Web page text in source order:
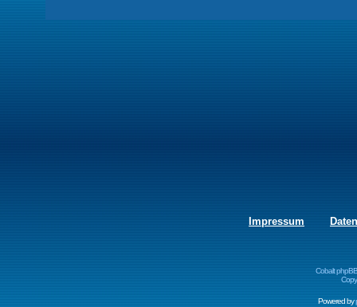
Impressum
Cobalt
Powered by